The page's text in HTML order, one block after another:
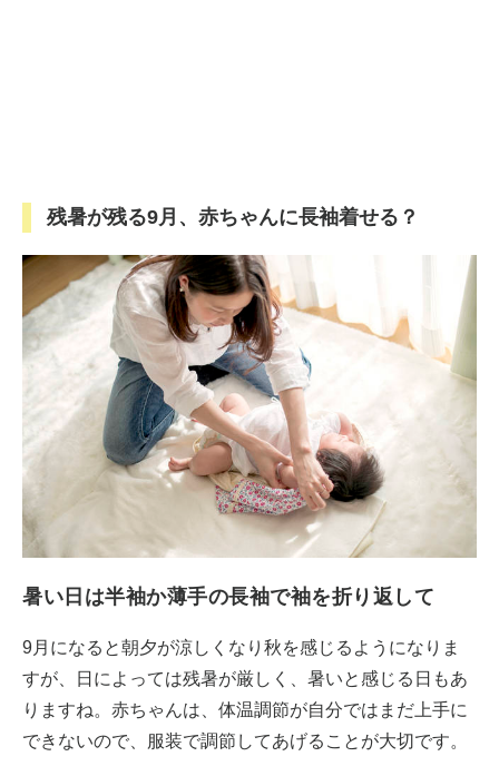
残暑が残る9月、赤ちゃんに長袖着せる？
暑い日は半袖か薄手の長袖で袖を折り返して
9月になると朝夕が涼しくなり秋を感じるようになりま
すが、日によっては残暑が厳しく、暑いと感じる日もあ
りますね。赤ちゃんは、体温調節が自分ではまだ上手に
できないので、服装で調節してあげることが大切です。